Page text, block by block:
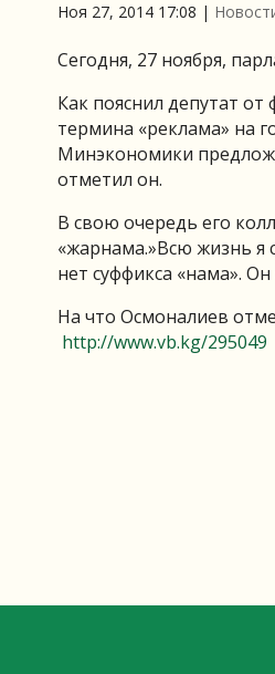
Ноя 27, 2014 17:08 |
Сегодня, 27 ноября,
Как пояснил депутат
термина «реклама» на
Минэкономики
отметил он.
В свою очередь его
«жарнама.»Всю жизнь я
нет суффикса «нама».
На что Осмоналиев
http://www.vb.kg/295049